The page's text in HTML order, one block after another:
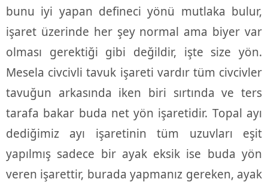
bunu iyi yapan defineci yönü mutlaka bulur,
işaret üzerinde her şey normal ama biyer var
olması gerektiği gibi değildir, işte size yön.
Mesela civcivli tavuk işareti vardır tüm civcivler
tavuğun arkasında iken biri sırtında ve ters
tarafa bakar buda net yön işaretidir. Topal ayı
dediğimiz ayı işaretinin tüm uzuvları eşit
yapılmış sadece bir ayak eksik ise buda yön
veren işarettir, burada yapmanız gereken, ayak